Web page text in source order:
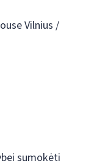
Vilnius /
sumokėti